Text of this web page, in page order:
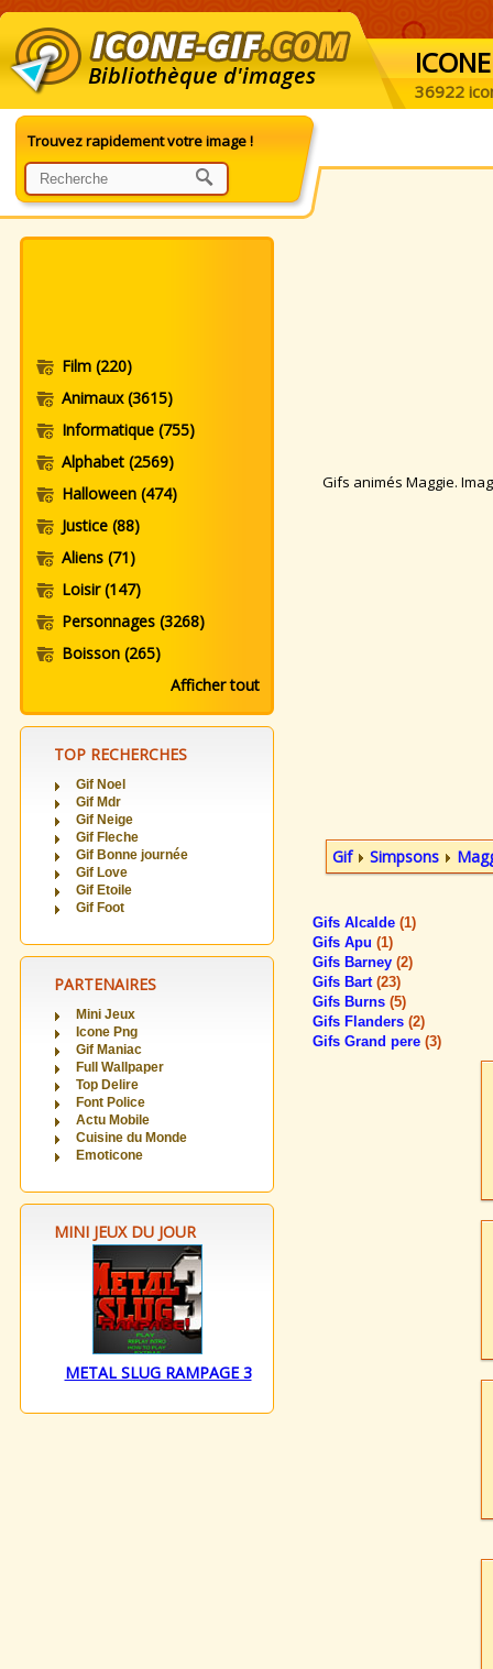
Bibliothèque d'images ICONE
36922
Trouvez rapidement votre image !
Film (220)
Animaux(3615)
Informatique (755)
Alphabet (2569)
Halloween (474)
Justice (88)
Aliens (71)
Loisir(147)
Personnages (3268)
Boisson (265)
Afficher tout
TOP RECHERCHES
Gif Noel
Gif Mdr
Gif Neige
Gif Fleche
Gif Bonne journée
Gif Love
Gif Etoile
Gif Foot
PARTENAIRES
Mini Jeux
Icone Png
Gif Maniac
Full Wallpaper
Top Delire
Font Police
Actu Mobile
Cuisine du Monde
Emoticone
MINI JEUX DU JOUR
METAL SLUG RAMPAGE 3
Gifs animés Maggie.
Gif Simpsons
Gifs Alcalde (1)
Gifs Apu (1)
Gifs Barney (2)
Gifs Bart (23)
Gifs Burns (5)
Gifs Flanders (2)
Gifs Grand pere (3)